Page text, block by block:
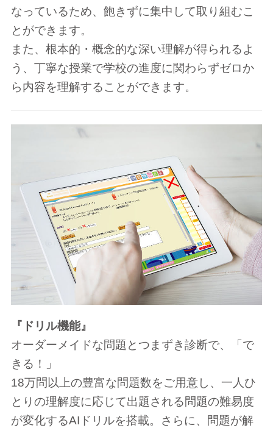
なっているため、飽きずに集中して取り組むこ
とができます。
また、根本的・概念的な深い理解が得られるよ
う、丁寧な授業で学校の進度に関わらずゼロか
ら内容を理解することができます。
『ドリル機能』
オーダーメイドな問題とつまずき診断で、「で
きる！」
18万問以上の豊富な問題数をご用意し、一人ひ
とりの理解度に応じて出題される問題の難易度
が変化するAIドリルを搭載。さらに、問題が解